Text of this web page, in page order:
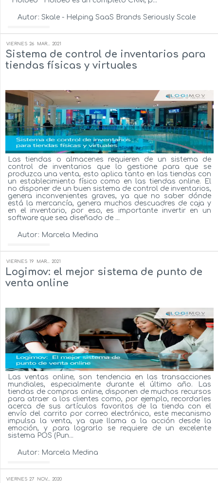
Autor: Skale - Helping SaaS Brands Seriously Scale
VIERNES 26 MAR... 2021
Sistema de control de inventarios para
tiendas físicas y virtuales
Las tiendas o almacenes requieren de un sistema de
control de inventarios que lo gestione para que se
produzca una venta, esto aplica tanto en las tiendas con
un establecimiento físico como en las tiendas online. El
no disponer de un buen sistema de control de inventarios,
genera inconvenientes graves, ya que no saber dónde
está la mercancía, genera muchos descuadres de caja y
en el inventario, por eso, es importante invertir en un
software que sea diseñado de ...
Autor: Marcela Medina
VIERNES 19 MAR... 2021
Logimov: el mejor sistema de punto de
venta online
Las ventas online, son tendencia en las transacciones
mundiales, especialmente durante el último año. Las
tiendas de compras online, disponen de muchos recursos
para atraer a los clientes como, por ejemplo, recordarles
acerca de sus artículos favoritos de la tienda con el
envío del carrito por correo electrónico, este mecanismo
impulsa la venta, ya que llama a la acción desde la
emoción, y para lograrlo se requiere de un excelente
sistema POS (Pun...
Autor: Marcela Medina
VIERNES 27 NOV... 2020